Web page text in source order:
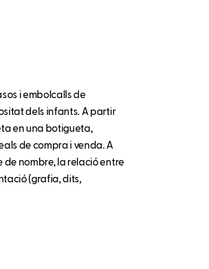
i embolcalls de
dels infants. A partir
en una botigueta,
de compra i venda. A
de nombre, la relació entre
(grafia, dits,